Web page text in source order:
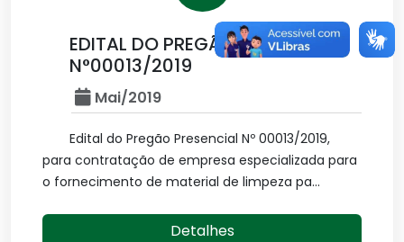
EDITAL DO PREGÃO PRESENCIAL
N°00013/2019
Mai/2019
Edital do Pregão Presencial Nº 00013/2019,
para contratação de empresa especializada para
o fornecimento de material de limpeza pa...
Detalhes